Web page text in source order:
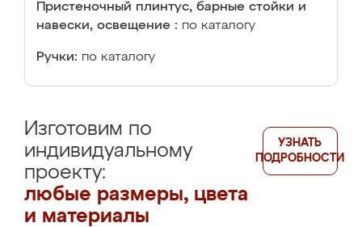
Пристеночный плинтус, барные стойки и
навески, освещение : по каталогу
Ручки: по каталогу
Изготовим по
индивидуальному
проекту:
любые размеры, цвета
и материалы
УЗНАТЬ
ПОДРОБНОСТИ